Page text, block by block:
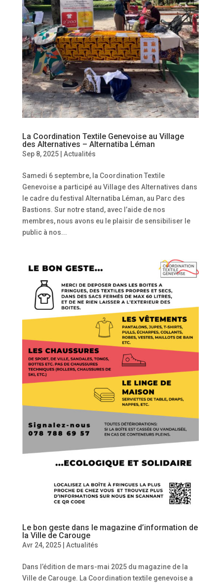
La Coordination Textile Genevoise au Village
des Alternatives – Alternatiba Léman
Sep 8, 2025| Actualités
Samedi 6 septembre, la Coordination Textile
Genevoise a participé au Village des Alternatives dans
le cadre du festival Alternatiba Léman, au Parc des
Bastions. Sur notre stand, avec l’aide de nos
membres, nous avons eu le plaisir de sensibiliser le
public à nos...
Le bon geste dans le magazine d’information de
la Ville de Carouge
Avr 24, 2025| Actualités
Dans l’édition de mars-mai 2025 du magazine de la
Ville de Carouge. La Coordination textile genevoise a